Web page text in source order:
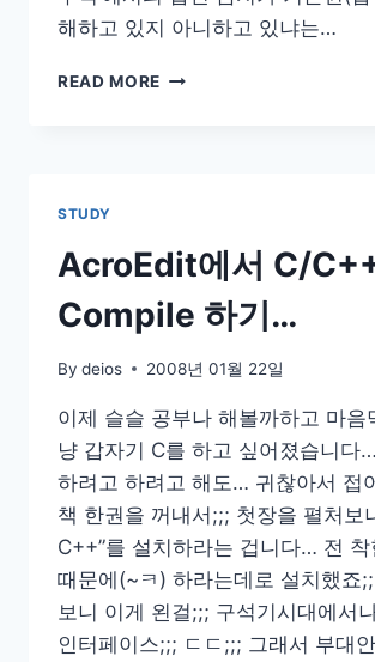
해하고 있지 아니하고 있냐는…
READ MORE 흡
STUDY
AcroEdit에서 C/
Compile 하기…
By deios 2008년 01월 22일
이제 슬슬 공부나 해볼까하고 마음
냥 갑자기 C를 하고 싶어졌습니다
하려고 하려고 해도… 귀찮아서 접
책 한권을 꺼내서;;; 첫장을 펼처보
C++”를 설치하라는 겁니다… 전 착
때문에(~ㅋ) 하라는데로 설치했죠
보니 이게 왼걸;;; 구석기시대에서
인터페이스;;; ㄷㄷ;;; 그래서 부대